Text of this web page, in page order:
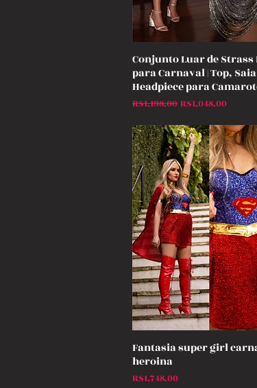
Quick View
Conjunto Luar de Strass
para Carnaval | Top,
Headpiece para
Regular Price
R$1,198.00 Sale Price
R$1,048.00
Quick View
Fantasia super girl
heroina
Price
R$1,748.00